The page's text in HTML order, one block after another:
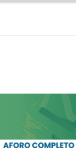
principal